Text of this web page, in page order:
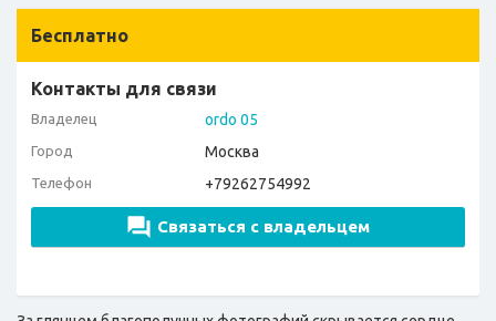
Бесплатно
Контакты для связи
Владелец ordo 05
Город Москва
Телефон +79262754992
Связаться с владельцем